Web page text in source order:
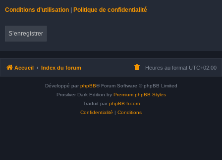
Conditions d’utilisation | Politique de confidentialité
S’enregistrer
Accueil Index du forum Heures au format UTC+02:00
Développé par phpBB® Forum Software © phpBB Limited
Prosilver Dark Edition by Premium phpBB Styles
Traduit par phpBB-fr.com
Confidentialité | Conditions